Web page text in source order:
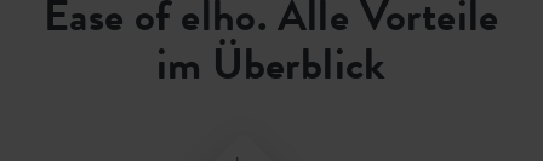
Ease of elho. Alle Vorteile
im Überblick